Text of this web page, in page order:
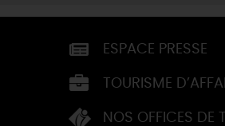
ESPACE PRESSE
TOURISME
NOS OFFICES DE